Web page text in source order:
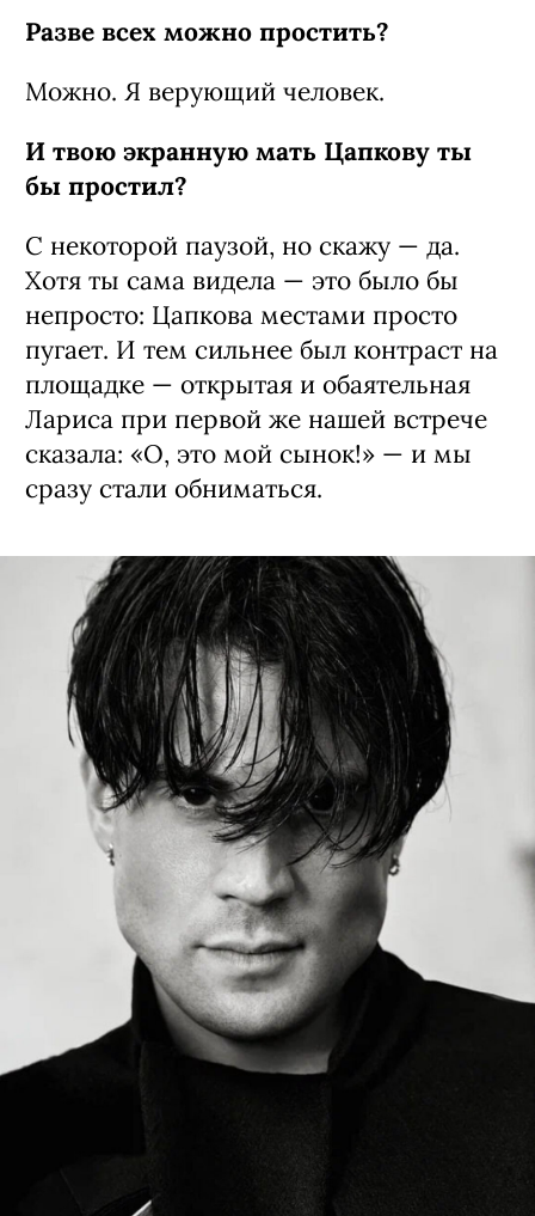
Разве всех можно простить?
Можно. Я верующий человек.
И твою экранную мать Цапкову ты
бы простил?
С некоторой паузой, но скажу — да.
Хотя ты сама видела — это было бы
непросто: Цапкова местами просто
пугает. И тем сильнее был контраст на
площадке — открытая и обаятельная
Лариса при первой же нашей встрече
сказала: «О, это мой сынок!» — и мы
сразу стали обниматься.